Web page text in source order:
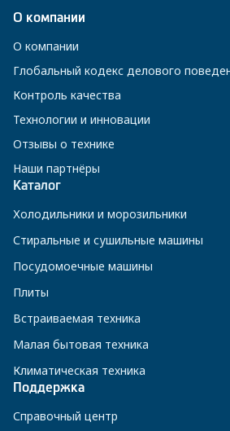
О компании
О компании
Глобальный кодекс делового
Контроль качества
Технологии и инновации
Отзывы о технике
Наши партнёры
Каталог
Холодильники и морозильники
Стиральные и сушильные машины
Посудомоечные машины
Плиты
Встраиваемая техника
Малая бытовая техника
Климатическая техника
Поддержка
Справочный центр